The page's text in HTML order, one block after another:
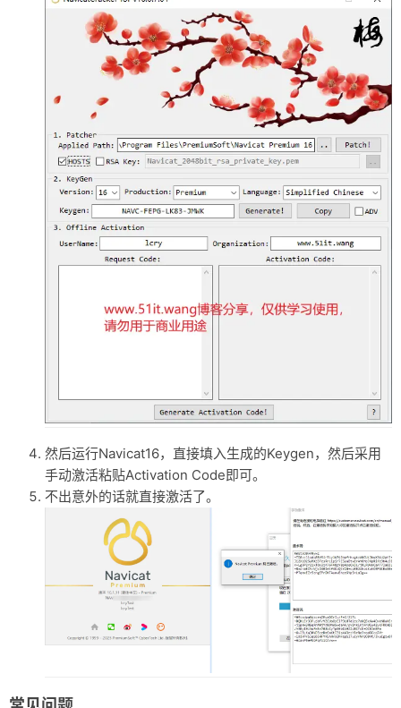
然后运行Navicat16，直接填入生成的Keygen，然后采用
手动激活粘贴Activation Code即可。
不出意外的话就直接激活了。